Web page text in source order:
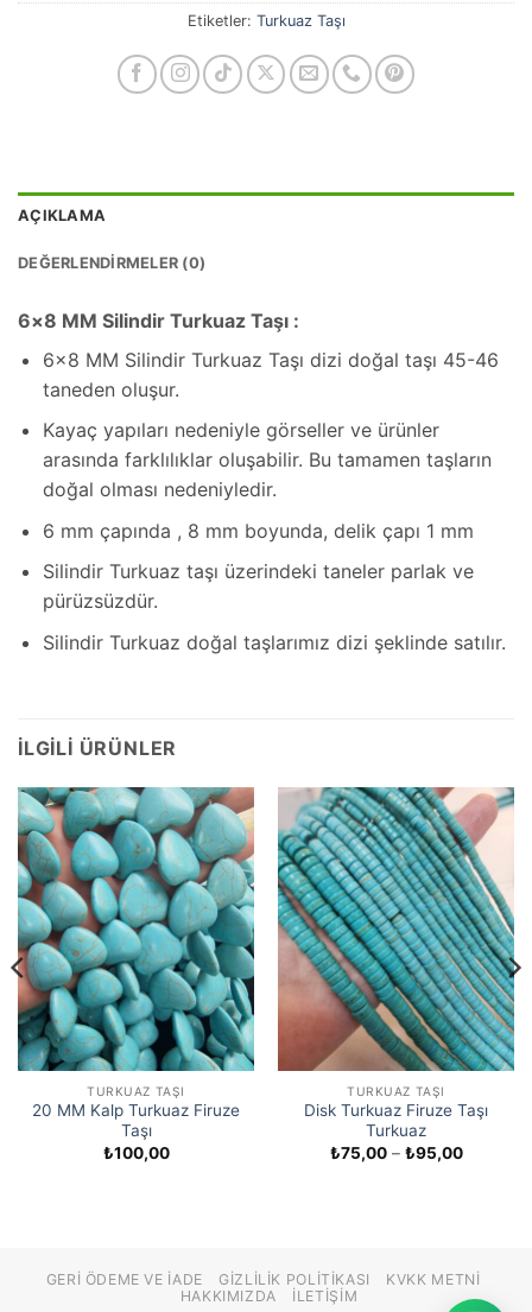
Etiketler: Turkuaz Taşı
AÇIKLAMA
DEĞERLENDIRMELER (0)
6×8 MM Silindir Turkuaz Taşı :
6×8 MM Silindir Turkuaz Taşı dizi doğal taşı 45-46
taneden oluşur.
Kayaç yapıları nedeniyle görseller ve ürünler
arasında farklılıklar oluşabilir. Bu tamamen taşların
doğal olması nedeniyledir.
6 mm çapında , 8 mm boyunda, delik çapı 1 mm
Silindir Turkuaz taşı üzerindeki taneler parlak ve
pürüzsüzdür.
Silindir Turkuaz doğal taşlarımız dizi şeklinde satılır.
İLGILI ÜRÜNLER
TURKUAZ TAŞI
20 MM Kalp Turkuaz Firuze
Taşı
₺100,00
TURKUAZ TAŞI
Disk Turkuaz Firuze Taşı
Turkuaz
₺75,00 – ₺95,00Fiyat
GERI ÖDEME VE İADE GIZLILIK POLITIKASI
KVKK METNI
HAKKIMIZDA
İLETIŞIM